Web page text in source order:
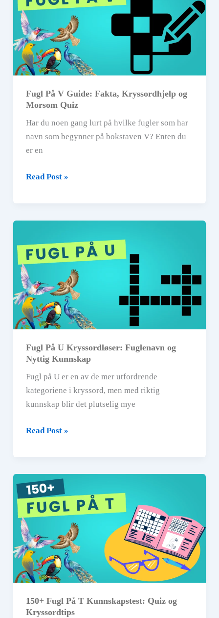
Kryssord
og
Fuglekunnskap
Fugl På V Guide: Fakta, Kryssordhjelp og
Morsom Quiz
Har du noen gang lurt på hvilke fugler som har
navn som begynner på bokstaven V? Enten du
er en
Fugl
Kryssordhjelp
og
Morsom
Quiz
Read Post »
Fugl På U Kryssordløser: Fuglenavn og
Nyttig Kunnskap
Fugl på U er en av de mer utfordrende
kategoriene i kryssord, men med riktig
kunnskap blir det plutselig mye
Fugl
Fuglenavn
og
Nyttig
Kunnskap
Read Post »
150+ Fugl På T Kunnskapstest: Quiz og
Kryssordtips